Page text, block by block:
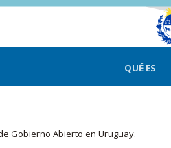
QUÉ ES
Gobierno Abierto en Uruguay.